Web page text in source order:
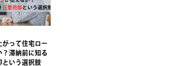
がって住宅ロー
？滞納前に知る
という選択肢